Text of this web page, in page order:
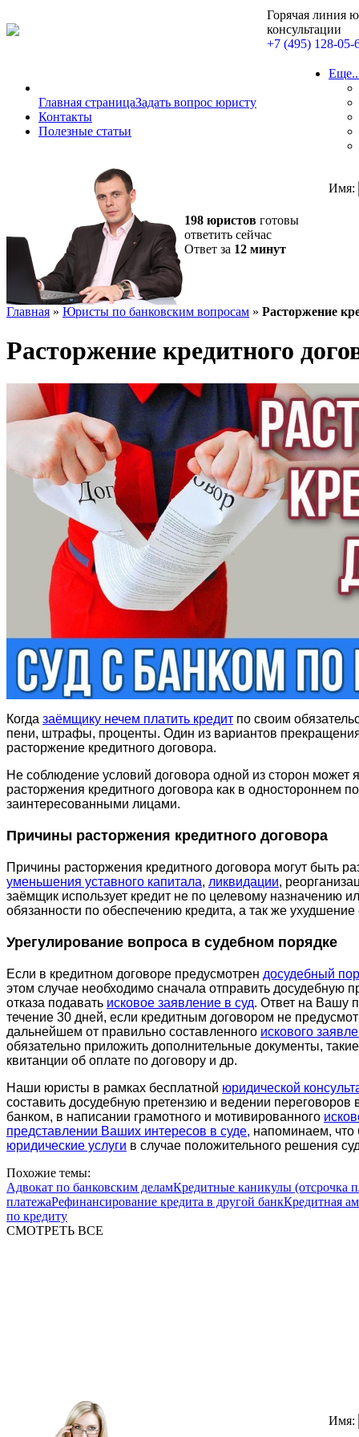
Горячая линия
консультации
+7 (495) 128-05-
Главная страницаЗадать вопрос юристу
Контакты
Полезные статьи
198 юристов готовы
ответить сейчас
Ответ за 12 минут
Имя:
Главная » Юристы по банковским вопросам » Расторжение
Расторжение кредитного
Когда заёмщику нечем платить кредит по своим
пени, штрафы, проценты. Один из вариантов
расторжение кредитного договора.
Не соблюдение условий договора одной из сторон может
расторжения кредитного договора как в одностороннем
заинтересованными лицами.
Причины расторжения кредитного договора
Причины расторжения кредитного договора могут быть
уменьшения уставного капитала, ликвидации,
заёмщик использует кредит не по целевому назначению
обязанности по обеспечению кредита, а так же
Урегулирование вопроса в судебном порядке
Если в кредитном договоре предусмотрен досудебный
этом случае необходимо сначала отправить досудебную
отказа подавать исковое заявление в суд. Ответ на Вашу
течение 30 дней, если кредитным договором не
дальнейшем от правильно составленного искового
обязательно приложить дополнительные документы,
квитанции об оплате по договору и др.
Наши юристы в рамках бесплатной юридической
составить досудебную претензию и ведении переговоров
банком, в написании грамотного и мотивированного
представлении Ваших интересов в суде, напоминаем, что
юридические услуги в случае положительного решения
Похожие темы:
Адвокат по банковским деламКредитные каникулы (отсрочка
платежаРефинансирование кредита в другой банкКредитная
по кредиту
СМОТРЕТЬ ВСЕ
Имя: